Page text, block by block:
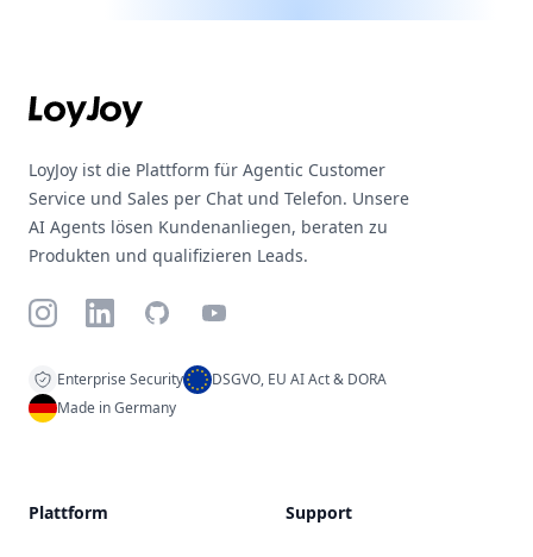
LoyJoy ist die Plattform für Agentic Customer
Service und Sales per Chat und Telefon. Unsere
AI Agents lösen Kundenanliegen, beraten zu
Produkten und qualifizieren Leads.
InstagramLinkedInGitHubYouTube
Enterprise Security
DSGVO, EU AI Act & DORA
Made in Germany
Plattform Support